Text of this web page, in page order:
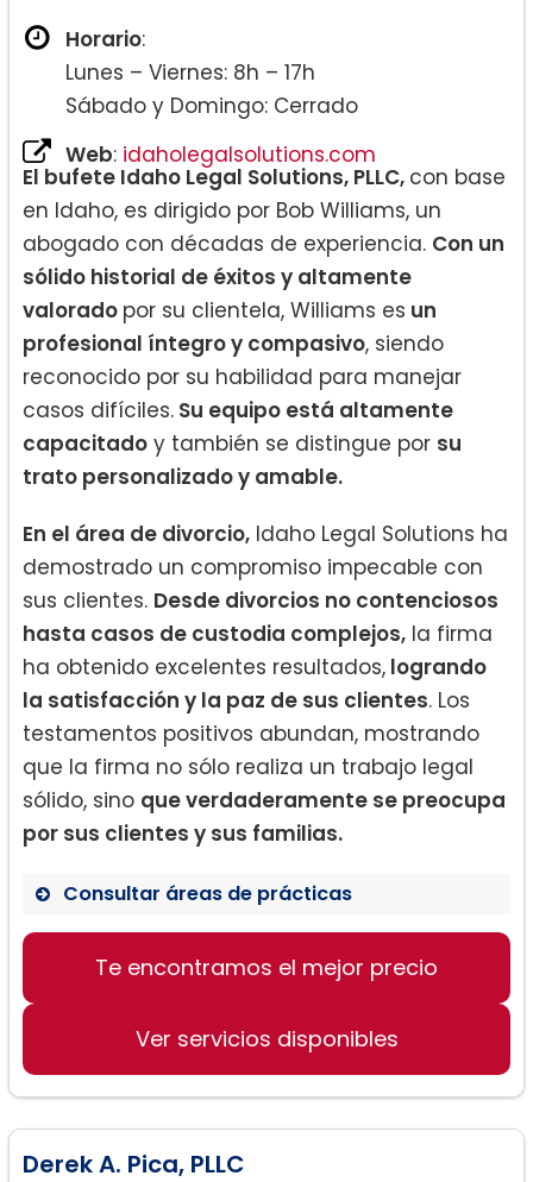
Horario:
Lunes – Viernes: 8h – 17h
Sábado y Domingo: Cerrado
Web: idaholegalsolutions.com
El bufete Idaho Legal Solutions, PLLC, con base
en Idaho, es dirigido por Bob Williams, un
abogado con décadas de experiencia. Con un
sólido historial de éxitos y altamente
valorado por su clientela, Williams es un
profesional íntegro y compasivo, siendo
reconocido por su habilidad para manejar
casos difíciles. Su equipo está altamente
capacitado y también se distingue por su
trato personalizado y amable.
En el área de divorcio, Idaho Legal Solutions ha
demostrado un compromiso impecable con
sus clientes. Desde divorcios no contenciosos
hasta casos de custodia complejos, la firma
ha obtenido excelentes resultados, logrando
la satisfacción y la paz de sus clientes. Los
testamentos positivos abundan, mostrando
que la firma no sólo realiza un trabajo legal
sólido, sino que verdaderamente se preocupa
por sus clientes y sus familias.
Consultar áreas de prácticas
Derecho de divorcio
postnupciales
Derecho de la familia
Te encontramos el mejor precio
Ver servicios disponibles
Derek A. Pica, PLLC